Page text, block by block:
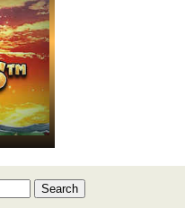
Search